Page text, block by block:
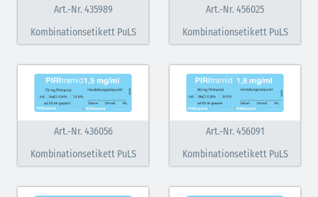
Art.-Nr. 435989
Kombinationsetikett PuLS
Art.-Nr. 456025
Kombinationsetikett PuLS
Art.-Nr. 436056
Kombinationsetikett PuLS
Art.-Nr. 456091
Kombinationsetikett PuLS